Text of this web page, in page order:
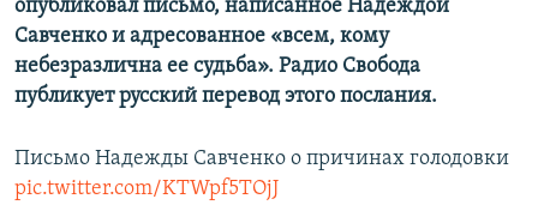
опубликовал письмо, написанное Надеждой
Савченко и адресованное «всем, кому
небезразлична ее судьба». Радио Свобода
публикует русский перевод этого послания.
Письмо Надежды Савченко о причинах голодовки
pic.twitter.com/KTWpf5TOjJ